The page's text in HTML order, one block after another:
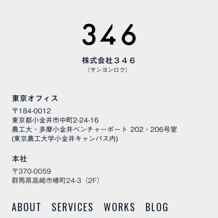
株式会社３４６
（サンヨンロク）
東京オフィス
〒184-0012
東京都小金井市中町2-24-16
農工大・多摩小金井ベンチャーポート 202・206号室
(東京農工大学小金井キャンパス内)
本社
〒370-0059
群馬県高崎市椿町24-3（2F）
ABOUT SERVICES WORKS BLOG